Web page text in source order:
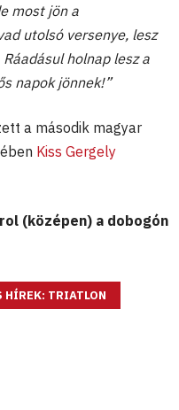
most jön a
utolsó versenye, lesz
holnap lesz a
napok jönnek!”
a második magyar
Kiss Gergely
(középen) a dobogón
HÍREK: TRIATLON